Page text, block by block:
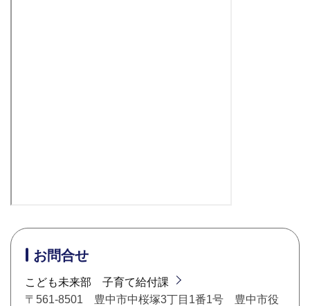
お問合せ
こども未来部 子育て給付課
〒561-8501 豊中市中桜塚3丁目1番1号 豊中市役